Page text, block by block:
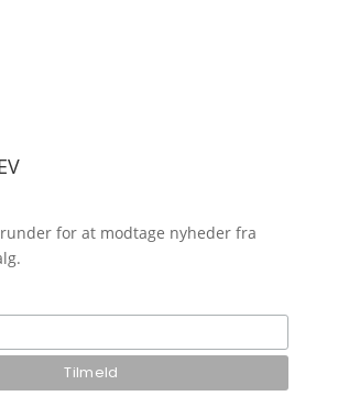
for at modtage nyheder fra